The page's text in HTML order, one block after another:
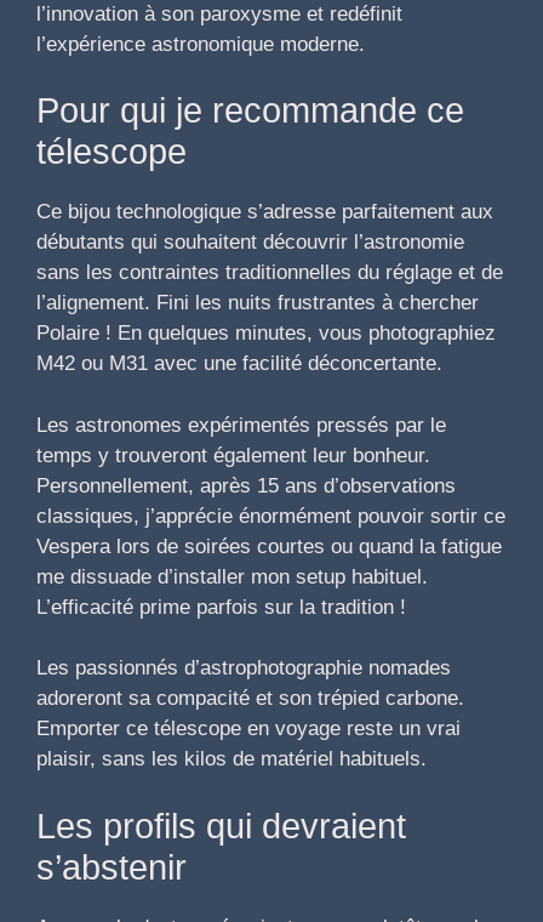
l’innovation à son paroxysme et redéfinit
l’expérience astronomique moderne.
Pour qui je recommande ce
télescope
Ce bijou technologique s’adresse parfaitement aux
débutants qui souhaitent découvrir l’astronomie
sans les contraintes traditionnelles du réglage et de
l’alignement. Fini les nuits frustrantes à chercher
Polaire ! En quelques minutes, vous photographiez
M42 ou M31 avec une facilité déconcertante.
Les astronomes expérimentés pressés par le
temps y trouveront également leur bonheur.
Personnellement, après 15 ans d’observations
classiques, j’apprécie énormément pouvoir sortir ce
Vespera lors de soirées courtes ou quand la fatigue
me dissuade d’installer mon setup habituel.
L’efficacité prime parfois sur la tradition !
Les passionnés d’astrophotographie nomades
adoreront sa compacité et son trépied carbone.
Emporter ce télescope en voyage reste un vrai
plaisir, sans les kilos de matériel habituels.
Les profils qui devraient
s’abstenir